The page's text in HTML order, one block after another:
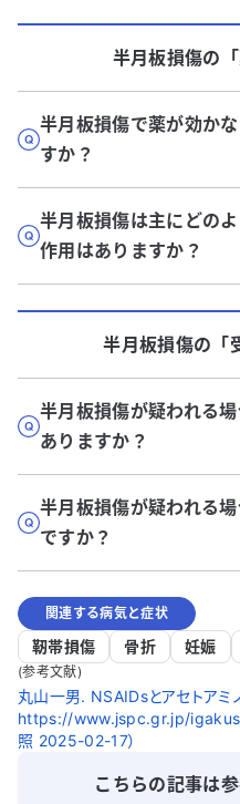
半月板損傷の「
半月板損傷で薬が効か
すか？
半月板損傷は主にどの
作用はありますか？
半月板損傷の「
半月板損傷が疑われる
ありますか？
半月板損傷が疑われる
ですか？
関連する病気と症状
靭帯損傷 骨折 妊娠
(参考文献)
丸山一男. NSAIDsとアセトアミ
https://www.jspc.gr.jp/
照 2025-02-17）
こちらの記事は